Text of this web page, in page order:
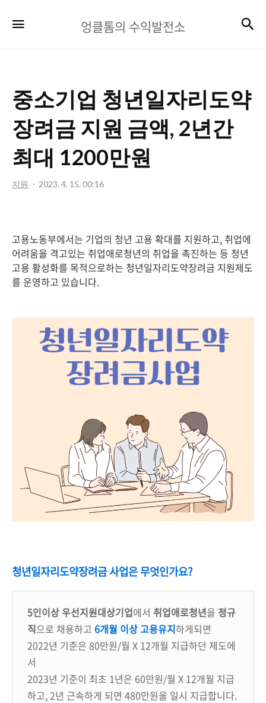
클
수
익
발
전
엉클톰의 수익발전소
중소기업 청년일자리도약
장려금 지원 금액, 2년간
최대 1200만원
지원 2023. 4. 15. 00:16
고용노동부에서는 기업의 청년 고용 확대를 지원하고, 취업에
어려움을 격고있는 취업애로청년의 취업을 촉진하는 등 청년
고용 활성화를 목적으로하는 청년일자리도약장려금 지원제도
를 운영하고 있습니다.
청년일자리도약장려금 사업은 무엇인가요?
5인이상 우선지원대상기업에서 취업애로청년을 정규
직으로 채용하고 6개월 이상 고용유지하게되면
2022년 기준은 80만원/월 X 12개월 지급하던 제도에
서
2023년 기준이 최초 1년은 60만원/월 X 12개월 지급
하고, 2년 근속하게 되면 480만원을 일시 지급합니다.